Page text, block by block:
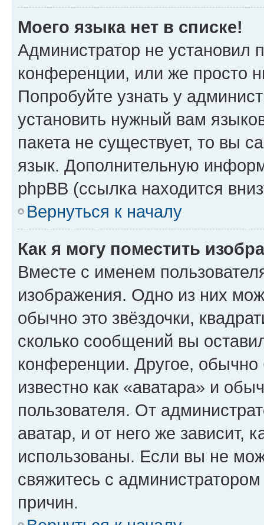
Моего языка нет в списке!
Администратор не установил
конференции, или же просто
Попробуйте узнать у
установить нужный вам
пакета не существует, то вы
язык. Дополнительную
phpBB (ссылка находится
Вернуться к началу
Как я могу поместить
Вместе с именем
изображения. Одно из них
обычно это звёздочки,
сколько сообщений вы
конференции. Другое,
известно как «аватара» и
пользователя. От
аватар, и от него же зависит,
использованы. Если вы не
свяжитесь с
причин.